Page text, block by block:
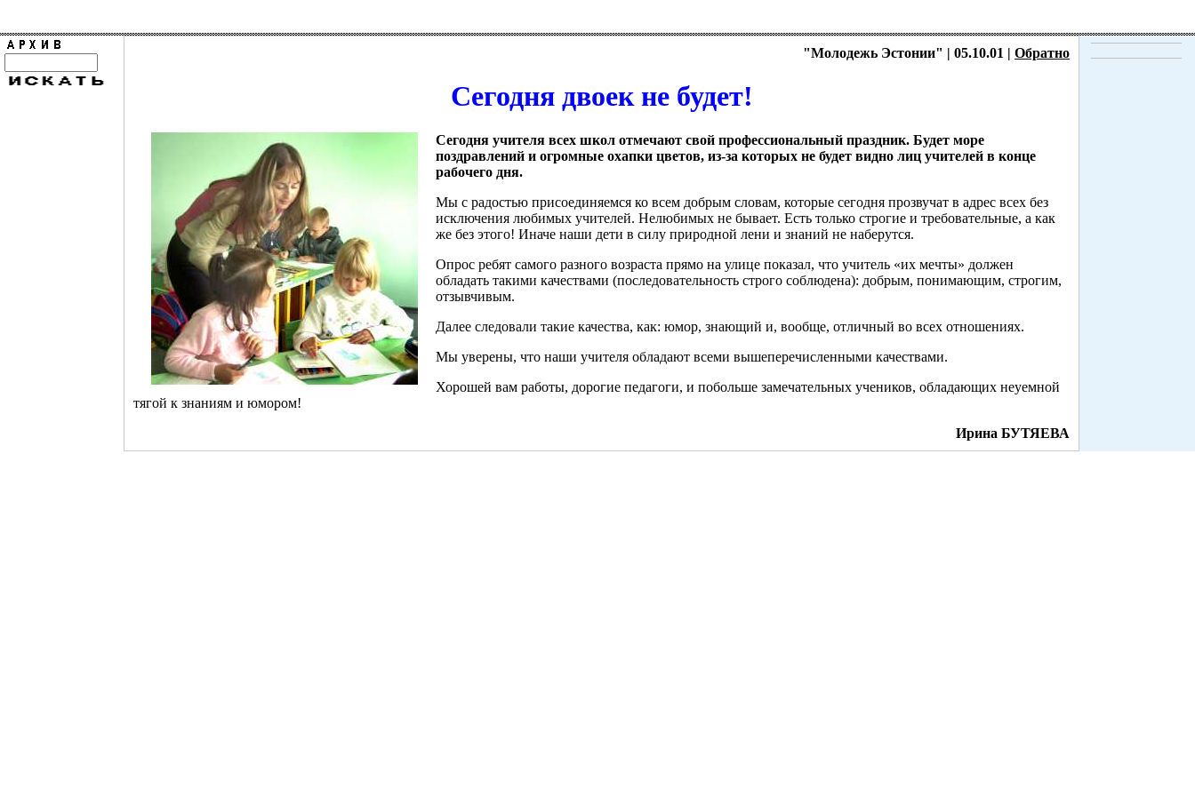
"Молодежь Эстонии" | 05.10.01 | Обратно
Сегодня двоек не будет!
Сегодня учителя всех школ отмечают свой профессиональный праздник. Будет море
поздравлений и огромные охапки цветов, из-за которых не будет видно лиц учителей в конце
рабочего дня.
Мы с радостью присоединяемся ко всем добрым словам, которые сегодня прозвучат в адрес всех без
исключения любимых учителей. Нелюбимых не бывает. Есть только строгие и требовательные, а как
же без этого! Иначе наши дети в силу природной лени и знаний не наберутся.
Опрос ребят самого разного возраста прямо на улице показал, что учитель «их мечты» должен
обладать такими качествами (последовательность строго соблюдена): добрым, понимающим, строгим,
отзывчивым.
Далее следовали такие качества, как: юмор, знающий и, вообще, отличный во всех отношениях.
Мы уверены, что наши учителя обладают всеми вышеперечисленными качествами.
Хорошей вам работы, дорогие педагоги, и побольше замечательных учеников, обладающих неуемной
тягой к знаниям и юмором!
Ирина БУТЯЕВА